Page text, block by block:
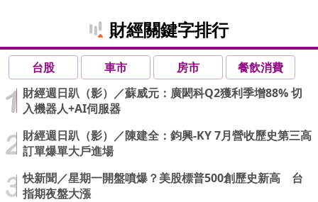
財經關鍵字排行
台股 車市 房市
餐飲消費
財經週日趴（影）／蘇威元：廣閎科Q2獲利季增88% 切
入機器人+AI伺服器
財經週日趴（影）／陳建全：鈞興-KY 7月營收歷史第三高
訂單爆單大戶進場
快新聞／星期一開盤噴爆？美股標普500創歷史新高 台
指期夜盤大漲